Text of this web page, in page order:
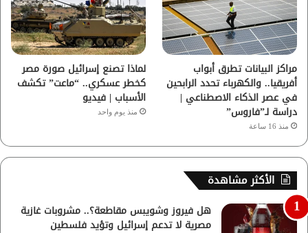
مراكز البيانات تطرق أبواب
أفريقيا.. والكهرباء تحدد الرابحين
في عصر الذكاء الاصطناعي |
دراسة لـ”فاروس”
منذ 16 ساعة
لماذا تصنع إسرائيل صورة مصر
كخطر عسكري.. “ماعت” تكشف
الأسباب | فيديو
منذ يوم واحد
الأكثر مشاهدة
هل فيروز وشويبس مقاطعة؟.. مشروبات غازية
مصرية لا تدعم إسرائيل وتؤيد فلسطين